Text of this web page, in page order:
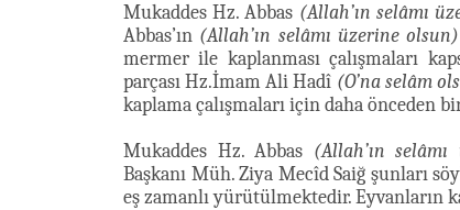
Mukaddes Hz. Abbas (Allah’ın selâmı
Abbas’ın (Allah’ın selâmı üzerine olsun)
mermer ile kaplanması çalışmaları
parçası Hz.İmam Ali Hadî (O’na selâm
kaplama çalışmaları için daha önceden
Mukaddes Hz. Abbas (Allah’ın
Başkanı Müh. Ziya Mecîd Saiğ şunları
eş zamanlı yürütülmektedir. Eyvanların